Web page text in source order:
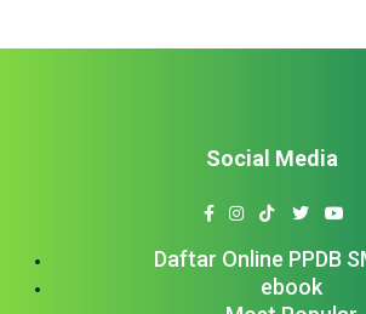
Daftar Online PPDB
ebook
Social Media